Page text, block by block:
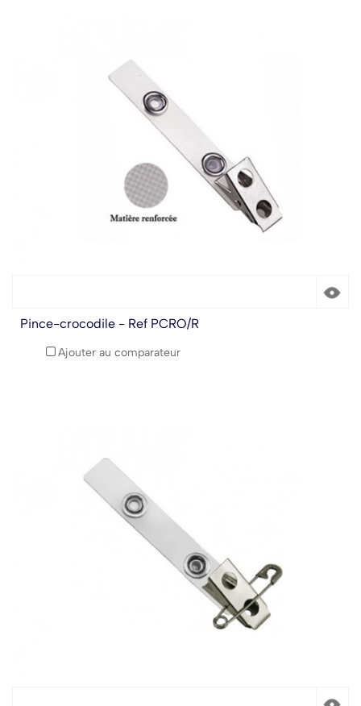
Pince-crocodile - Ref PCRO/R
Ajouter au comparateur